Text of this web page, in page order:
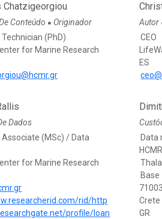
Chatzigeorgiou
Conteúdo ● Originador
Technician (PhD)
for Marine Research
Autor
CEO
ES
Dados
Associate (MSc) / Data
for Marine Research
rid/http
profile/Ioan
Data
Base
Crete
GR